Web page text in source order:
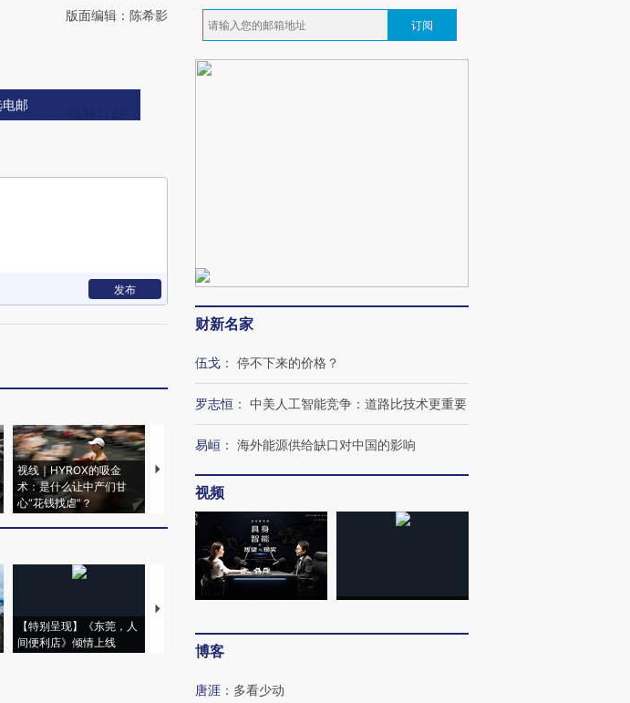
版面编辑：陈希影
电邮
发布
视线｜HYROX的吸金
术：是什么让中产们甘
心“花钱找虐”？
马航飞行员跨国走私7万
粒摇头丸 尿检体内含3种
【特别呈现】《东莞，人
间便利店》倾情上线
【推广】走进第四届链博
订阅
财新名家
伍戈 ： 停不下来的价格？
罗志恒 ： 中美人工智能竞争：道路比技术更重要
易峘 ： 海外能源供给缺口对中国的影响
视频
博客
唐涯 ： 多看少动